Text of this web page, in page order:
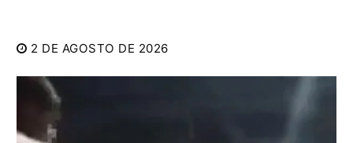
2 DE AGOSTO DE 2026